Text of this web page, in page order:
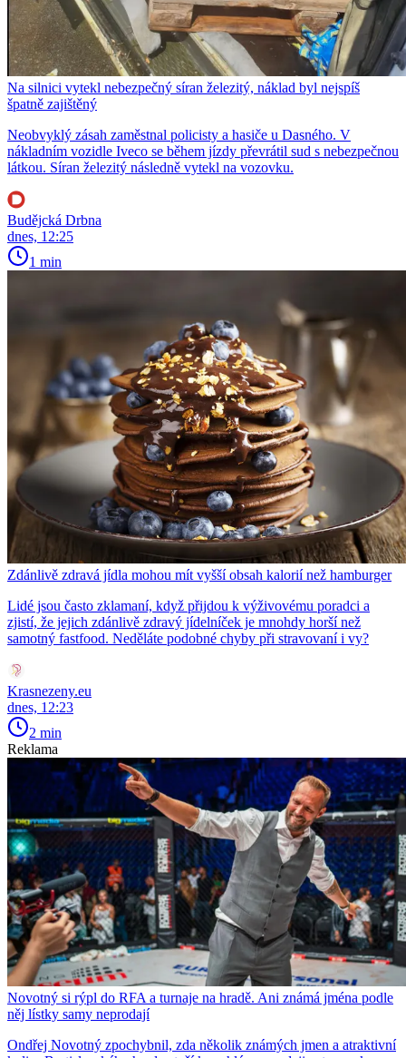
Na silnici vytekl nebezpečný síran železitý, náklad byl nejspíš
špatně zajištěný
Neobvyklý zásah zaměstnal policisty a hasiče u Dasného. V
nákladním vozidle Iveco se během jízdy převrátil sud s nebezpečnou
látkou. Síran železitý následně vytekl na vozovku.
Budějcká Drbna
dnes, 12:25
1 min
Zdánlivě zdravá jídla mohou mít vyšší obsah kalorií než hamburger
Lidé jsou často zklamaní, když přijdou k výživovému poradci a
zjistí, že jejich zdánlivě zdravý jídelníček je mnohdy horší než
samotný fastfood. Neděláte podobné chyby při stravovaní i vy?
Krasnezeny.eu
dnes, 12:23
2 min
Reklama
Novotný si rýpl do RFA a turnaje na hradě. Ani známá jména podle
něj lístky samy neprodají
Ondřej Novotný zpochybnil, zda několik známých jmen a atraktivní